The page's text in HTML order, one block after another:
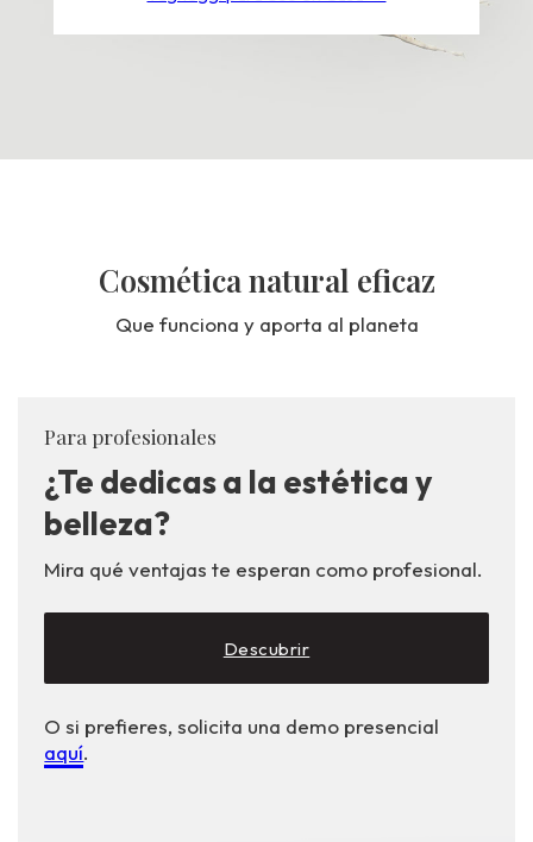
Cosmética natural eficaz
Que funciona y aporta al planeta
Para profesionales
¿Te dedicas a la estética y
belleza?
Mira qué ventajas te esperan como profesional.
Descubrir
O si prefieres, solicita una demo presencial
aquí.